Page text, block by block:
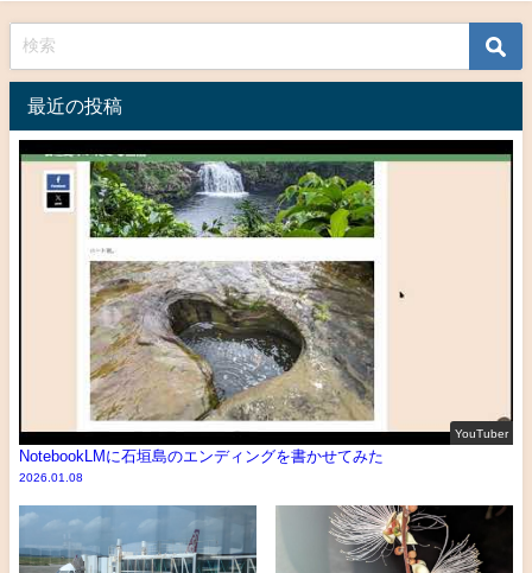
最近の投稿
YouTuber
NotebookLMに石垣島のエンディングを書かせてみた
2026.01.08